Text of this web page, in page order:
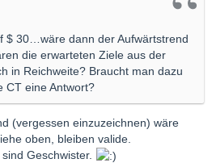
$ 30…wäre dann der Aufwärtstrend
die erwarteten Ziele aus der
in Reichweite? Braucht man dazu
CT eine Antwort?
(vergessen einzuzeichnen) wäre
oben, bleiben valide.
Geschwister.